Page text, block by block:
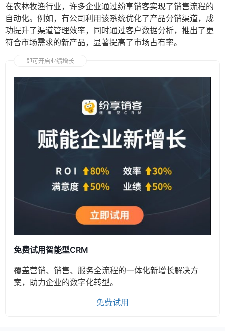
在农林牧渔行业，许多企业通过纷享销客实现了销售流程的
自动化。例如，有公司利用该系统优化了产品分销渠道，成
功提升了渠道管理效率，同时通过客户数据分析，推出了更
符合市场需求的新产品，显著提高了市场占有率。
即可开启业绩增长
免费试用智能型CRM
覆盖营销、销售、服务全流程的一体化新增长解决方
案，助力企业的数字化转型。
免费试用